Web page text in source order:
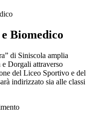
Biomedico
di Siniscola amplia
Dorgali attraverso
del Liceo Sportivo e del
indirizzato sia alle classi